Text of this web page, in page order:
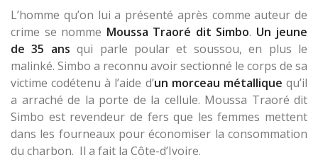
L’homme qu’on lui a présenté après comme auteur de
crime se nomme Moussa Traoré dit Simbo. Un jeune
de 35 ans qui parle poular et soussou, en plus le
malinké. Simbo a reconnu avoir sectionné le corps de sa
victime codétenu à l’aide d’un morceau métallique qu’il
a arraché de la porte de la cellule. Moussa Traoré dit
Simbo est revendeur de fers que les femmes mettent
dans les fourneaux pour économiser la consommation
du charbon. Il a fait la Côte-d’Ivoire.